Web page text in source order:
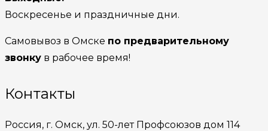
Воскресенье и праздничные дни.
Самовывоз в Омске по предварительному
звонку в рабочее время!
Контакты
Россия, г. Омск, ул. 50-лет Профсоюзов дом 114